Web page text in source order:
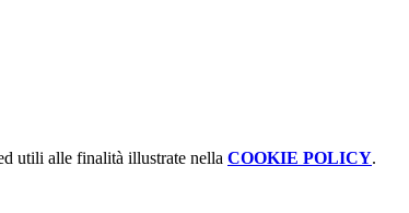
utili alle finalità illustrate nella COOKIE POLICY.